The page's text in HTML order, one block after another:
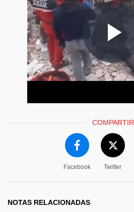
COMPARTIR
Facebook Twitter
NOTAS RELACIONADAS